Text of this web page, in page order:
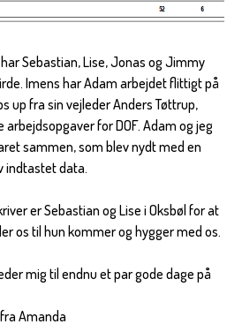
Sebastian, Lise, Jonas og Jimmy
Imens har Adam arbejdet flittigt på
up fra sin vejleder Anders Tøttrup,
for DOF. Adam og jeg
sammen, som blev nydt med en
indtastet data.
er Sebastian og Lise i Oksbøl for at
os til hun kommer og hygger med os.
mig til endnu et par gode dage på
Amanda